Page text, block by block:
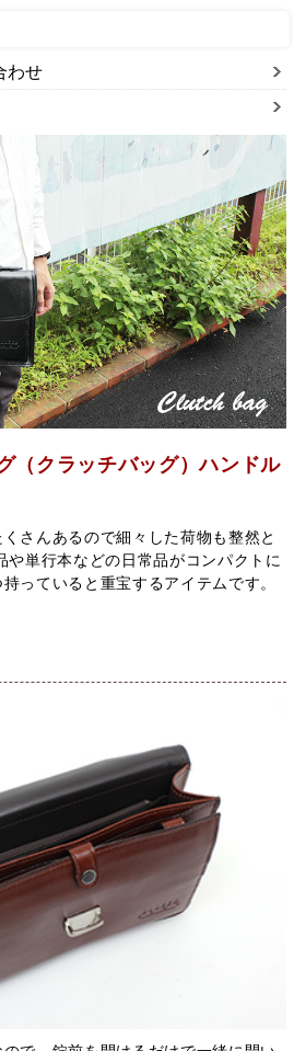
わせ
（クラッチバッグ）ハンドル
さんあるので細々した荷物も整然と
や単行本などの日常品がコンパクトに
っていると重宝するアイテムです。